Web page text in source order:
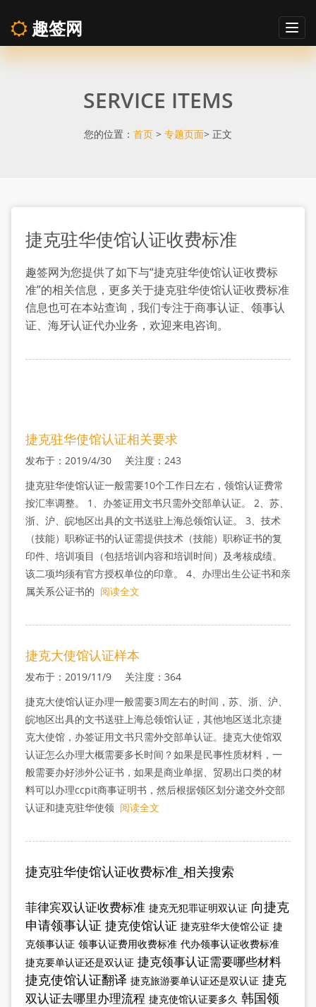
捷
使
馆
认
证
收
标
准
趣签网
SERVICE ITEMS
您的位置： 首页 > 专题页面> 正文
捷克驻华使馆认证收费标准
趣签网为您提供了如下与“捷克驻华使馆认证收费标
准”的相关信息，更多关于捷克驻华使馆认证收费标准
信息也可在本站查询，我们专注于商事认证、领事认
证、海牙认证代办业务，欢迎来电咨询。
捷克驻华使馆认证相关要求
发布于：2019/4/30 关注度：243
捷克驻华使馆认证一般需要10个工作日左右，领馆认证费常
按汇率调整。 1、办签证用文书只需外交部单认证。 2、苏、
浙、沪、皖地区出具的文书送驻上海总领馆认证。 3、技术
（技能）职称证书的认证需提供技术（技能）职称证书的复
印件、培训项目（包括培训内容和培训时间）及考核成绩。
该二项均须有官方授权单位的印章。 4、办理出生公证书和亲
属关系公证书的 阅读全文
捷克大使馆认证样本
发布于：2019/11/9 关注度：364
捷克大使馆认证办理一般需要3周左右的时间，苏、浙、沪、
皖地区出具的文书送驻上海总领馆认证，其他地区送北京捷
克大使馆，办签证用文书只需外交部单认证。捷克大使馆双
认证怎么办理大概需要多长时间？如果是民事性质材料，一
般需要办好涉外公证书，如果是商业单据、贸易出口类的材
料可以办理ccpit商事证明书，然后根据领区划分递交外交部
认证和捷克驻华使领 阅读全文
捷克驻华使馆认证收费标准_相关搜索
菲律宾双认证收费标准 捷克无犯罪证明双认证 向捷克
申请领事认证 捷克使馆认证 捷克驻华大使馆公证 捷
克领事认证 领事认证费用收费标准 代办领事认证收费标准
捷克要单认证还是双认证 捷克领事认证需要哪些材料
捷克使馆认证翻译 捷克旅游要单认证还是双认证 捷克
双认证去哪里办理流程 捷克使馆认证要多久 韩国领